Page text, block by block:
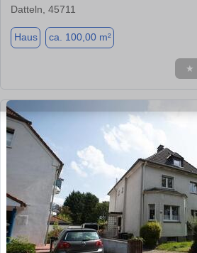
Datteln, 45711
Haus ca. 100,00 m²
★